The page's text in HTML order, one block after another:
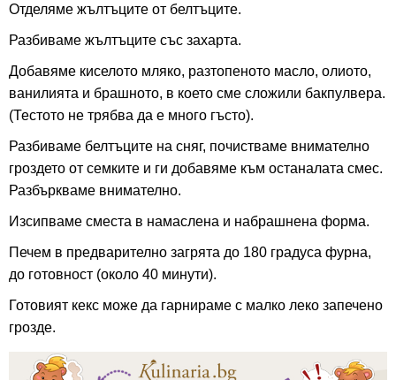
Отделяме жълтъците от белтъците.
Разбиваме жълтъците със захарта.
Добавяме киселото мляко, разтопеното масло, олиото,
ванилията и брашното, в което сме сложили бакпулвера.
(Тестото не трябва да е много гъсто).
Разбиваме белтъците на сняг, почистваме внимателно
гроздето от семките и ги добавяме към останалата смес.
Разбъркваме внимателно.
Изсипваме сместа в намаслена и набрашнена форма.
Печем в предварително загрята до 180 градуса фурна,
до готовност (около 40 минути).
Готовият кекс може да гарнираме с малко леко запечено
грозде.